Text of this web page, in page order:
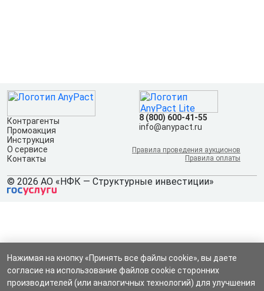
Контрагенты
Промоакция
Инструкция
О сервисе
Контакты
8 (800) 600-41-55
info@anypact.ru
Правила проведения аукционов
Правила оплаты
© 2026 АО «НФК — Структурные инвестиции»
Нажимая на кнопку «Принять все файлы cookie», вы даете
согласие на использование файлов cookie сторонних
производителей (или аналогичных технологий) для улучшения